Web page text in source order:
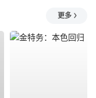
更多